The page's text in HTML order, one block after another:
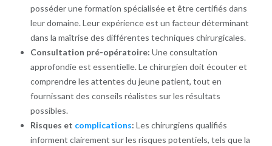
posséder une formation spécialisée et être certifiés dans
leur domaine. Leur expérience est un facteur déterminant
dans la maîtrise des différentes techniques chirurgicales.
Consultation pré-opératoire: Une consultation
approfondie est essentielle. Le chirurgien doit écouter et
comprendre les attentes du jeune patient, tout en
fournissant des conseils réalistes sur les résultats
possibles.
Risques et complications: Les chirurgiens qualifiés
informent clairement sur les risques potentiels, tels que la